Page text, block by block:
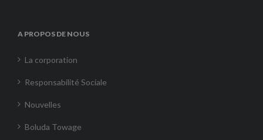
A PROPOS DE NOUS
La corporation
Responsabilité Sociale
Nouvelles
Boluda Towage